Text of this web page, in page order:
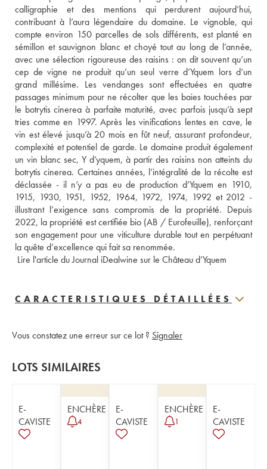
calligraphie et des mentions qui perdurent aujourd’hui,
contribuant à l’aura légendaire du domaine. Le vignoble, qui
compte environ 150 parcelles de sols différents, est planté en
sémillon et sauvignon blanc et choyé tout au long de l’année,
avec une sélection rigoureuse des raisins : on dit souvent qu’un
cep de vigne ne produit qu’un seul verre d’Yquem lors d’un
grand millésime. Les vendanges sont effectuées en quatre
passages minimum pour ne récolter que les baies touchées par
le botrytis cinerea à parfaite maturité, avec parfois jusqu’à sept
tries comme en 1997. Après les vinifications lentes en cave, le
vin est élevé jusqu’à 20 mois en fût neuf, assurant profondeur,
complexité et potentiel de garde. Le domaine produit également
un vin blanc sec, Y d’yquem, à partir des raisins non atteints du
botrytis cinerea. Certaines années, l’intégralité de la récolte est
déclassée - il n’y a pas eu de production d’Yquem en 1910,
1915, 1930, 1951, 1952, 1964, 1972, 1974, 1992 et 2012 -
illustrant l’exigence sans compromis de la propriété. Depuis
2022, la propriété est certifiée bio (AB / Eurofeuille), renforçant
son engagement pour une viticulture durable tout en perpétuant
la quête d’excellence qui fait sa renommée.
Lire l'article du Journal iDealwine sur le Château d’Yquem
CARACTERISTIQUES DÉTAILLÉES
Vous constatez une erreur sur ce lot ? Signaler
LOTS SIMILAIRES
E-
CAVISTE
ENCHÈRE
4
E-
CAVISTE
ENCHÈRE
1
E-
CAVISTE